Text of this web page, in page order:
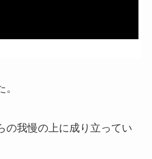
の我慢の上に成り立ってい